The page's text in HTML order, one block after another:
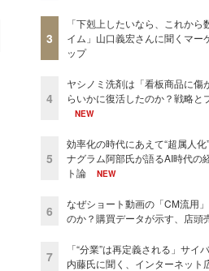
3
「下剋上したいなら、これから
イム」山口義宏さんに聞くマー
ップ
4
ヤシノミ洗剤は「看板商品に傷
らいかに復活したのか？戦略と
NEW
5
効率化の時代にあえて“超属人
ナグラム阿部氏が語るAI時代の
ト論
NEW
6
なぜショート動画の「CM流用
のか？購買データが示す、店頭
7
「“分業”は再定義される」サイ
内藤氏に聞く、インターネット